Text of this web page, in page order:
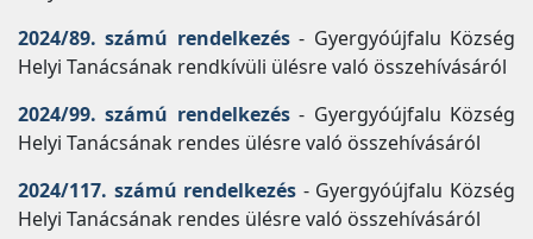
2024/89. számú rendelkezés- Gyergyóújfalu Község
Helyi Tanácsának rendkívüli ülésre való összehívásáról
2024/99. számú rendelkezés- Gyergyóújfalu Község
Helyi Tanácsának rendes ülésre való összehívásáról
2024/117. számú rendelkezés - Gyergyóújfalu Község
Helyi Tanácsának rendes ülésre való összehívásáról